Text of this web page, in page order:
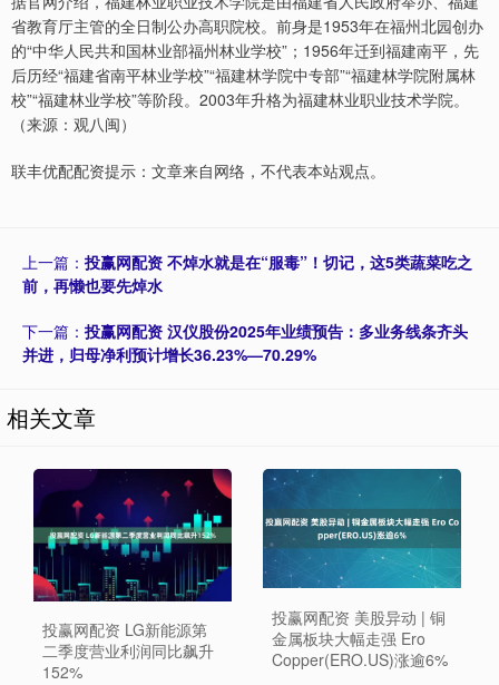
省教育厅主管的全日制公办高职院校。前身是1953年在福州北园创办
的“中华人民共和国林业部福州林业学校”；1956年迁到福建南平，先
后历经“福建省南平林业学校”“福建林学院中专部”“福建林学院附属林
校”“福建林业学校”等阶段。2003年升格为福建林业职业技术学院。
（来源：观八闽）
联丰优配配资提示：文章来自网络，不代表本站观点。
上一篇： 投赢网配资 不焯水就是在“服毒”！切记，这5类蔬菜吃之
前，再懒也要先焯水
下一篇： 投赢网配资 汉仪股份2025年业绩预告：多业务线条齐头
并进，归母净利预计增长36.23%—70.29%
相关文章
投赢网配资 LG新能源第
二季度营业利润同比飙升
152%
投赢网配资 美股异动 | 铜
金属板块大幅走强 Ero
Copper(ERO.US)涨逾6%